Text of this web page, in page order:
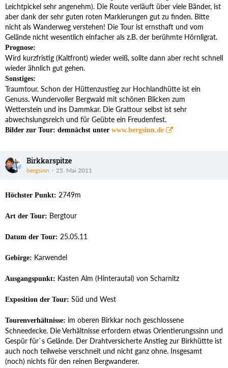
Leichtpickel sehr angenehm). Die Route verläuft über viele Bänder, ist
aber dank der sehr guten roten Markierungen gut zu finden. Bitte
nicht als Wanderweg verstehen! Die Tour ist ernsthaft und vom
Gelände nicht wesentlich einfacher als z.B. der berühmte Hörnligrat.
Prognose:
Wird kurzfristig (Kaltfront) wieder weiß, sollte dann aber recht schnell
wieder ähnlich gut gehen.
Sonstiges:
Traumtour. Schon der Hüttenzustieg zur Hochlandhütte ist ein
Genuss. Wundervoller Bergwald mit schönen Blicken zum
Wetterstein und ins Dammkar. Die Grattour selbst ist sehr
abwechslungsreich und für Geübte ein Freudenfest.
Bilder zur Tour: demnächst unter www.bergsinn.de
Birkkarspitze
bergsinn 25. Mai 2011
Höchster Punkt: 2749m
Art der Tour: Bergtour
Datum der Tour: 25.05.11
Gebirge: Karwendel
Ausgangspunkt: Kasten Alm (Hinterautal) von Scharnitz
Exposition der Tour: Süd und West
Tourenverhältnisse: im oberen Birkkar noch geschlossene
Schneedecke. Die Verhältnisse erfordern etwas Orientierungssinn und
Gespür für`s Gelände. Der Drahtversicherte Anstieg zur Birkhüttte ist
auch noch teilweise verschneit und nicht ganz ohne. Insgesamt
(noch) nichts für den reinen Bergwanderer.